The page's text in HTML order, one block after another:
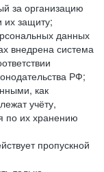
за организацию
их защиту;
данных
внедрена система
РФ;
как
учёту,
по их хранению
пропускной